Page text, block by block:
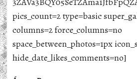
pics_count=2 type=basic
columns=2 force_columns=no
space_between_photos=1px
hide_date_likes_comments=no]